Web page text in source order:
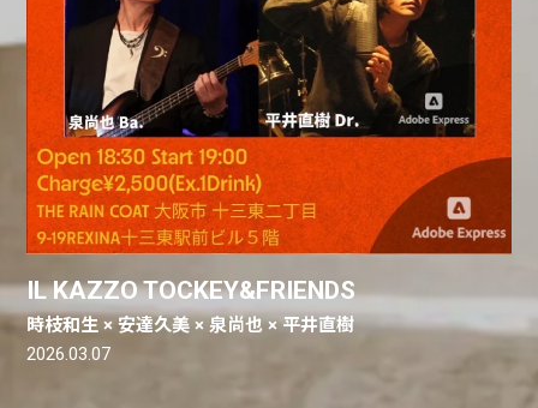
IL KAZZO TOCKEY&FRIENDS
時枝和生 × 安達久美 × 泉尚也 × 平井直樹
2026.03.07